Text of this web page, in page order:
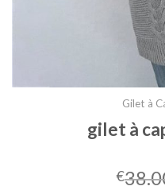
Gilet à
gilet à
€